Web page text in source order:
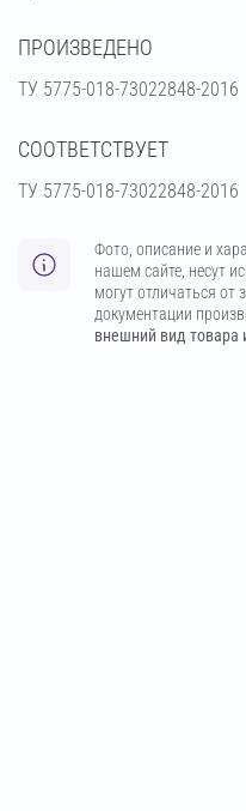
ПРОИЗВЕДЕНО
ТУ 5775-018-73022848-2016
СООТВЕТСТВУЕТ
ТУ 5775-018-73022848-2016
Фото, описание и
нашем сайте, несут
могут отличаться от
документации
внешний вид товара